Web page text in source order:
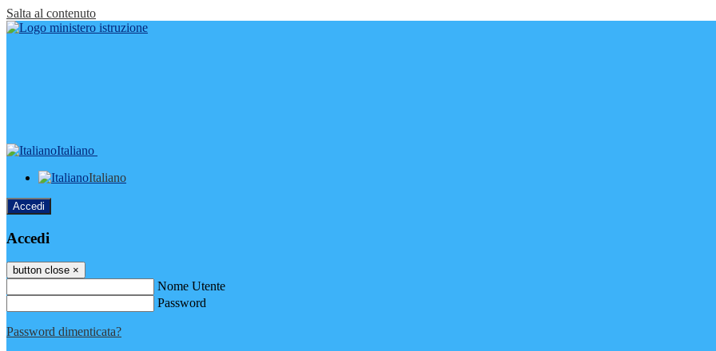
Salta al contenuto
Italiano
Italiano
Accedi
Accedi
button close ×
Nome Utente
Password
Password dimenticata?